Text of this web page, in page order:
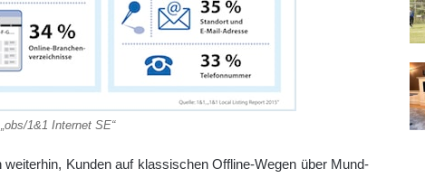
1&1 Internet SE“
Kunden auf klassischen Offline-Wegen über Mund-